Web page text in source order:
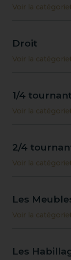
Voir la catégorie
Droit
Voir la catégorie
1/4 tournant
Voir la catégorie
2/4
Voir la catégorie
Les
Voir la catégorie
Les